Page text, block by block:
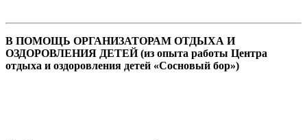
В ПОМОЩЬ ОРГАНИЗАТОРАМ ОТДЫХА И
ОЗДОРОВЛЕНИЯ ДЕТЕЙ(из опыта работы Центра
отдыха и оздоровления детей «Сосновый бор»)